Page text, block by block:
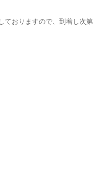
ておりますので、到着し次第